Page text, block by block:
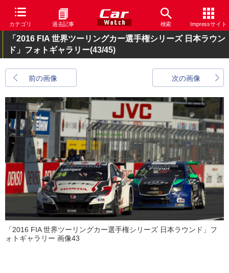
カテゴリ 過去記事 検索 Impressサイト
「2016 FIA 世界ツーリングカー選手権シリーズ 日本ラウン
ド」フォトギャラリー(43/45)
前の画像 次の画像
「2016 FIA 世界ツーリングカー選手権シリーズ 日本ラウンド」フ
ォトギャラリー 画像43